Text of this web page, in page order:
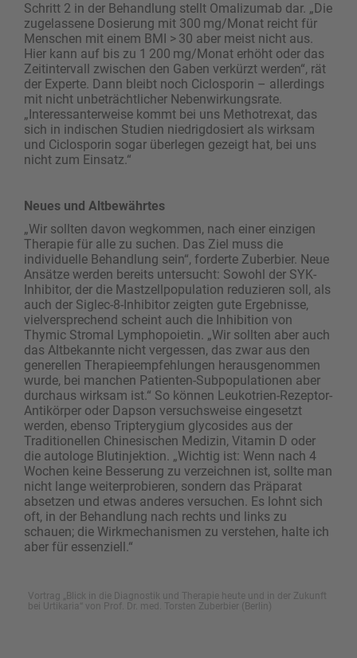
Schritt 2 in der Behandlung stellt Omalizumab dar. „Die
zugelassene Dosierung mit 300 mg/Monat reicht für
Menschen mit einem BMI > 30 aber meist nicht aus.
Hier kann auf bis zu 1 200 mg/Monat erhöht oder das
Zeitintervall zwischen den Gaben verkürzt werden“, rät
der Experte. Dann bleibt noch Ciclosporin – allerdings
mit nicht unbeträchtlicher Nebenwirkungsrate.
„Interessanterweise kommt bei uns Methotrexat, das
sich in indischen Studien niedrigdosiert als wirksam
und Ciclosporin sogar überlegen gezeigt hat, bei uns
nicht zum Einsatz.“
Neues und Altbewährtes
„Wir sollten davon wegkommen, nach einer einzigen
Therapie für alle zu suchen. Das Ziel muss die
individuelle Behandlung sein“, forderte Zuberbier. Neue
Ansätze werden bereits untersucht: Sowohl der SYK-
Inhibitor, der die Mastzellpopulation reduzieren soll, als
auch der Siglec-8-Inhibitor zeigten gute Ergebnisse,
vielversprechend scheint auch die Inhibition von
Thymic Stromal Lymphopoietin. „Wir sollten aber auch
das Altbekannte nicht vergessen, das zwar aus den
generellen Therapieempfehlungen herausgenommen
wurde, bei manchen Patienten-Subpopulationen aber
durchaus wirksam ist.“ So können Leukotrien-Rezeptor-
Antikörper oder Dapson versuchsweise eingesetzt
werden, ebenso Tripterygium glycosides aus der
Traditionellen Chinesischen Medizin, Vitamin D oder
die autologe Blutinjektion. „Wichtig ist: Wenn nach 4
Wochen keine Besserung zu verzeichnen ist, sollte man
nicht lange weiter­probieren, sondern das Präparat
absetzen und ­etwas anderes versuchen. Es lohnt sich
oft, in der Behandlung nach rechts und links zu
schauen; die Wirkmechanismen zu verstehen, halte ich
aber für essenziell.“
Vortrag „Blick in die Diagnostik und Therapie heute und in der Zukunft
bei Urtikaria“ von Prof. Dr. med. Torsten Zuberbier (Berlin)